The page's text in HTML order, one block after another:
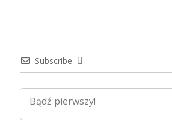
Subscribe